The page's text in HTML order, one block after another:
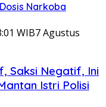
Narkoba
WIB7 Agustus
Saksi Negatif, Ini
Istri Polisi